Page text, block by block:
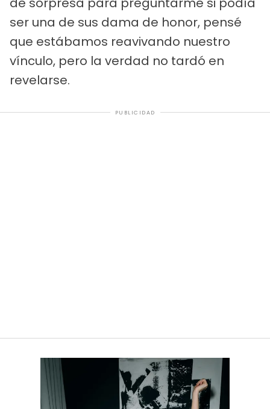
ser una de sus dama de honor, pensé
que estábamos reavivando nuestro
vínculo, pero la verdad no tardó en
revelarse.
PUBLICIDAD